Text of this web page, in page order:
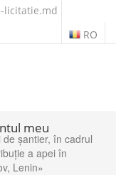
licitatie.md
RO
meu
şantier, în cadrul
a apei în
Lenin»